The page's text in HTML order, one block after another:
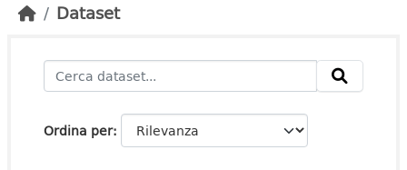
Dataset
Ordina per